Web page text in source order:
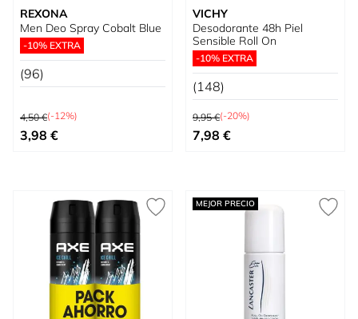
REXONA
Men Deo Spray Cobalt Blue
-10% EXTRA
(96)
Precio habitual
4,50 €(-12%)
Precio especial
3,98 €
VICHY
Desodorante 48h Piel
Sensible Roll On
-10% EXTRA
(148)
Precio habitual
9,95 €(-20%)
Precio especial
7,98 €
MEJOR PRECIO